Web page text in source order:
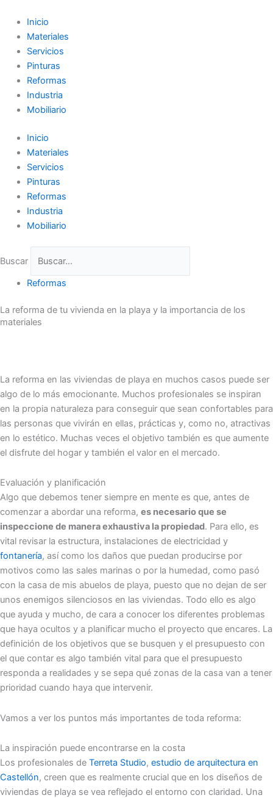
contenido
Inicio
Materiales
Servicios
Pinturas
Reformas
Industria
Mobiliario
Inicio
Materiales
Servicios
Pinturas
Reformas
Industria
Mobiliario
Buscar
Reformas
La reforma de tu vivienda en la playa y la importancia de los
materiales
La reforma en las viviendas de playa en muchos casos puede ser
algo de lo más emocionante. Muchos profesionales se inspiran
en la propia naturaleza para conseguir que sean confortables para
las personas que vivirán en ellas, prácticas y, como no, atractivas
en lo estético. Muchas veces el objetivo también es que aumente
el disfrute del hogar y también el valor en el mercado.
Evaluación y planificación
Algo que debemos tener siempre en mente es que, antes de
comenzar a abordar una reforma, es necesario que se
inspeccione de manera exhaustiva la propiedad. Para ello, es
vital revisar la estructura, instalaciones de electricidad y
fontanería, así como los daños que puedan producirse por
motivos como las sales marinas o por la humedad, como pasó
con la casa de mis abuelos de playa, puesto que no dejan de ser
unos enemigos silenciosos en las viviendas. Todo ello es algo
que ayuda y mucho, de cara a conocer los diferentes problemas
que haya ocultos y a planificar mucho el proyecto que encares. La
definición de los objetivos que se busquen y el presupuesto con
el que contar es algo también vital para que el presupuesto
responda a realidades y se sepa qué zonas de la casa van a tener
prioridad cuando haya que intervenir.
Vamos a ver los puntos más importantes de toda reforma:
La inspiración puede encontrarse en la costa
Los profesionales de Terreta Studio, estudio de arquitectura en
Castellón, creen que es realmente crucial que en los diseños de
viviendas de playa se vea reflejado el entorno con claridad. Una